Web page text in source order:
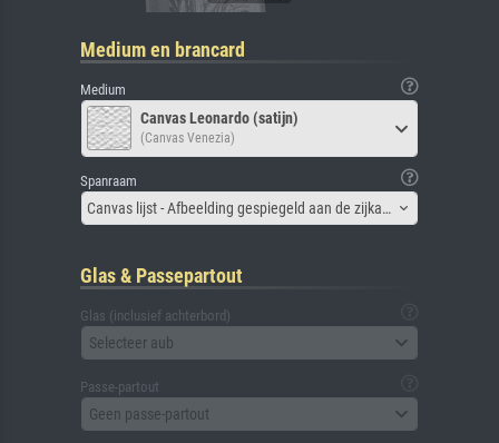
Medium en brancard
Medium
Canvas Leonardo (satijn)
(Canvas Venezia)
Spanraam
Canvas lijst - Afbeelding gespiegeld aan de zijkant
Glas & Passepartout
Glas (inclusief achterbord)
Selecteer aub
Passe-partout
Geen passe-partout